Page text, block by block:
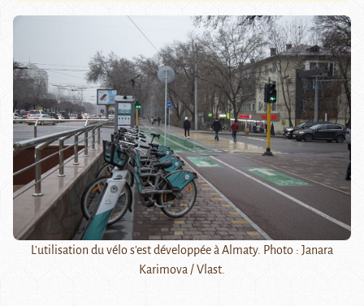
L'utilisation du vélo s'est développée à Almaty. Photo : Janara
Karimova / Vlast.